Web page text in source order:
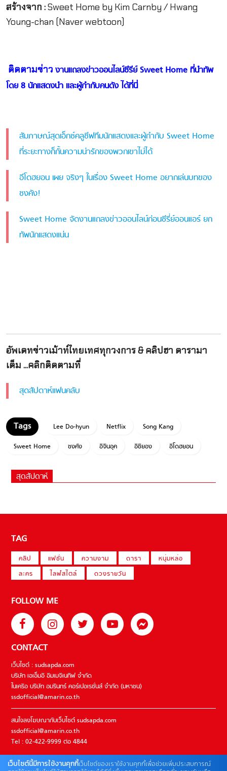
สร้างจาก :Sweet Home by Kim Carnby / Hwang
Young-chan (Naver webtoon)
ติดตามข่าว งานแถลงข่าวออนไลน์ซีรีย์ Sweet Home ที่นำทัพ
โดย 8 นักแสดงนำ และผู้กำกับคนดัง ได้ที่นี่
สัมภาษณ์สุดเอ็กซ์คลูซีฟทีมนักแสดงและผู้กำกับ Sweet Home
ที่ระยะทางก็กั้นความน่ารักของพวกเขาไม่ได้
อีโดฮยอน เผย จริงๆ ในเรื่อง Sweet Home อยากเล่นบทของ
ซงคัง!
Sweet Home จัดงานแถลงข่าวออนไลน์ก่อนซีรี่ย์ออนแอร์ ยก
ทัพนักแสดงแน่น
อัพเดทข่าวเม้าท์ไทยเทศทุกวงการ & คลิปฮา ดารามา
เต็ม ...คลิกติดตามที่
สุดสัปดาห์แฟนคลับ
Lee Do-hyun Netflix
Song Kang
Sweet Home
ซงคัง อีจินอุค อีชียอง อีโดฮยอน
สุดสัปดาห์
TAG
คลิป แฟชั่น ความงาม ดารา
หนุ่มหล่อ
ละคร
ไลฟ์สไตล์ ดวงรายวัน
FOLLOW ME
CONTACT
เว็บไซต์ : sudsapda.com
บริษัท เอเอ็มอี อิมเมจิเนทีฟ จำกัด
ในเครือ บริษัท อมรินทร์ คอร์เปอเรชั่นส์ จำกัด (มหาชน)
ssdofficial@amarin.co.th
สนใจลงโฆษณากับเว็บไซต์ sudsapda.com
ssdofficial@amarin.co.th
Tel : 02-422-9999 ต่อ 4844
เว็บไซต์นี้มีการใช้งานคุกกี้เว็บไซต์ของเราใช้งานคุกกี้เพื่อช่วยเพิ่มประสบการณ์